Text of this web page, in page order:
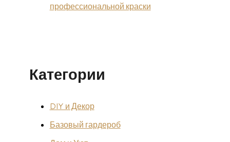
профессиональной краски
Категории
DIY и Декор
Базовый гардероб